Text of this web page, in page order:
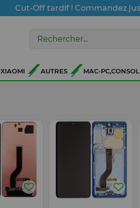
Cut-Off tardif ! Commandez
XIAOMI AUTRES MAC-